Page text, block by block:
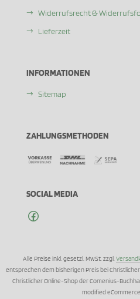
Widerrufsrecht &
Lieferzeit
INFORMATIONEN
Sitemap
ZAHLUNGSMETHODEN
SOCIAL MEDIA
Alle Preise inkl. gesetzl. MwSt. zzgl.
entsprechen dem bisherigen Preis bei
Christlicher Online-Shop der Comenius-
modified